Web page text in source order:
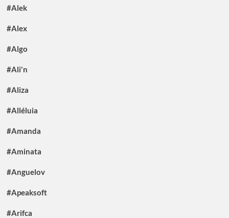
#Alek
#Alex
#Algo
#Ali'n
#Aliza
#Alléluia
#Amanda
#Aminata
#Anguelov
#Apeaksoft
#Arifca